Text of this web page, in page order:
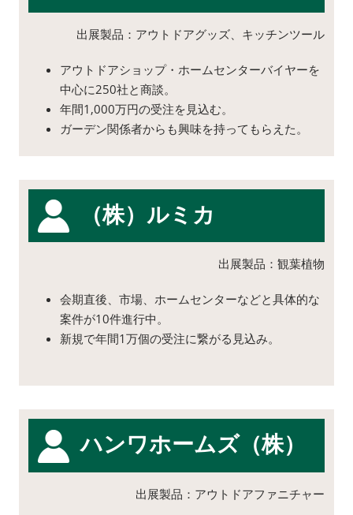
出展製品：アウトドアグッズ、キッチンツール
アウトドアショップ・ホームセンターバイヤーを
中心に250社と商談。
年間1,000万円の受注を見込む。
ガーデン関係者からも興味を持ってもらえた。
（株）ルミカ
出展製品：観葉植物
会期直後、市場、ホームセンターなどと具体的な
案件が10件進行中。
新規で年間1万個の受注に繋がる見込み。
ハンワホームズ（株）
出展製品：アウトドアファニチャー